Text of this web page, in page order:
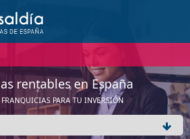
rentables en España
PARA TU INVERSIÓN